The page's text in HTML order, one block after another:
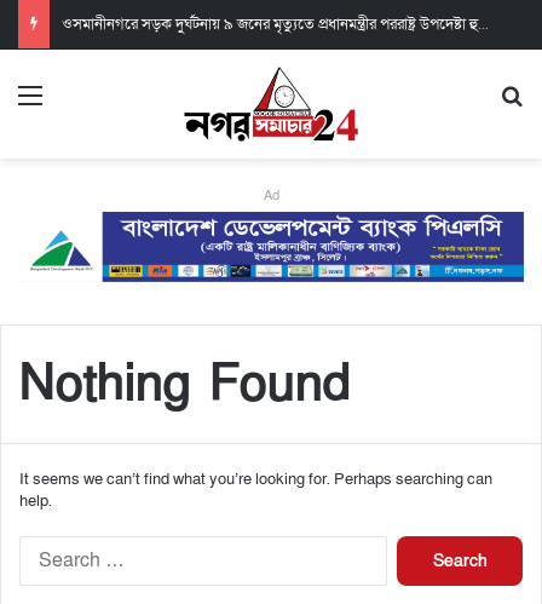
ওসমানীনগরে সড়ক দুর্ঘটনায় ৯ জনের মৃত্যুতে প্রধানমন্ত্রীর পররাষ্ট্র উপদেষ্টা হুমায়ুন কবিরের শোক
Ad
Nothing Found
It seems we can’t find what you’re looking for. Perhaps searching can
help.